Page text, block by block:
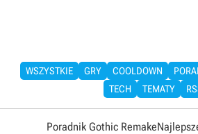
WSZYSTKIE GRY COOLDOWN
TECH
TEMATY
Poradnik Gothic Remake